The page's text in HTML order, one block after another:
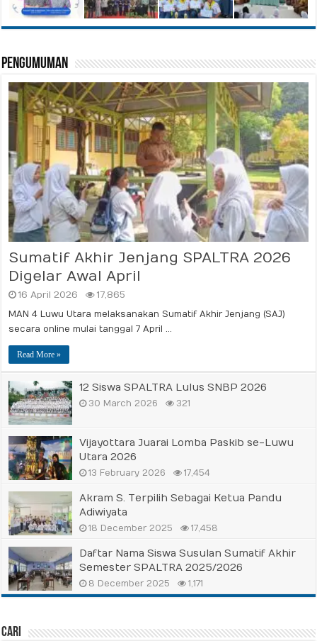
Pengumuman
Sumatif Akhir Jenjang SPALTRA 2026
Digelar Awal April
16 April 2026 17,865
MAN 4 Luwu Utara melaksanakan Sumatif Akhir Jenjang (SAJ)
secara online mulai tanggal 7 April …
Read More »
12 Siswa SPALTRA Lulus SNBP 2026
30 March 2026 321
Vijayottara Juarai Lomba Paskib se-Luwu
Utara 2026
13 February 2026 17,454
Akram S. Terpilih Sebagai Ketua Pandu
Adiwiyata
18 December 2025 17,458
Daftar Nama Siswa Susulan Sumatif Akhir
Semester SPALTRA 2025/2026
8 December 2025 1,171
Cari